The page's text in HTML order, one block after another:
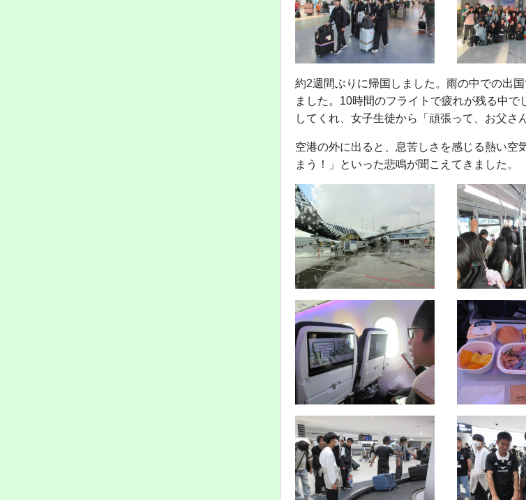
約2週間ぶりに帰国しました。雨の中での出
ました。10時間のフライトで疲れが残る中
してくれ、女子生徒から「頑張って、お父さ
空港の外に出ると、息苦しさを感じる熱い空
まう！」といった悲鳴が聞こえてきました。